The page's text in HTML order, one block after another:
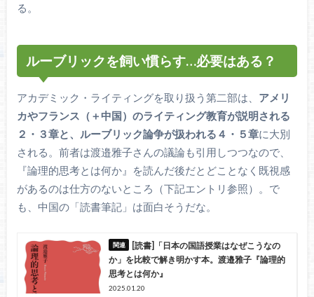
る。
ルーブリックを飼い慣らす…必要はある？
アカデミック・ライティングを取り扱う第二部は、 アメリ
カやフランス（＋中国）のライティング教育が説明される
２・３章と、ルーブリック論争が扱われる４・５章に大別
される。前者は渡邉雅子さんの議論も引用しつつなので、
『論理的思考とは何か』を読んだ後だとどことなく既視感
があるのは仕方のないところ（下記エントリ参照）。で
も、中国の「読書筆記」は面白そうだな。
[読書]「日本の国語授業はなぜこうなの
か」を比較で解き明かす本。渡邉雅子『論理的
思考とは何か』
2025.01.20